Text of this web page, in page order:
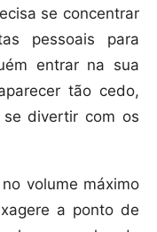
se concentrar
pessoais para
entrar na sua
tão cedo,
divertir com os
volume máximo
a ponto de